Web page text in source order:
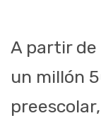
A partir de
un millón